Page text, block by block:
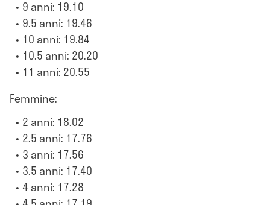
9 anni: 19.10
9.5 anni: 19.46
10 anni: 19.84
10.5 anni: 20.20
11 anni: 20.55
Femmine:
2 anni: 18.02
2.5 anni: 17.76
3 anni: 17.56
3.5 anni: 17.40
4 anni: 17.28